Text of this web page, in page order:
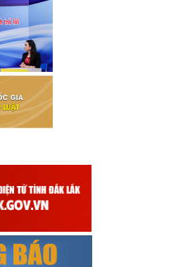
mẫu báo cáo kết quả 06 năm
NQ/TW và Nghị quyết số 19-
Bộ Nội vụ nhân dịp kỷ
lập Bộ Nội vụ, Ngày truyền
nước (28/8/1945-28/8/2023)
Bộ câu hỏi và gợi ý trả lời Hội